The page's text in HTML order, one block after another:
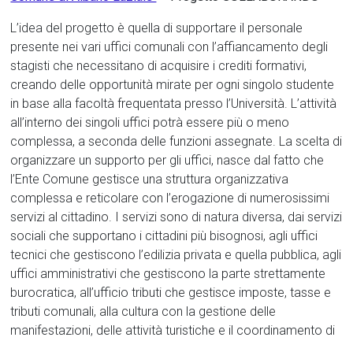
L’idea del progetto è quella di supportare il personale
presente nei vari uffici comunali con l’affiancamento degli
stagisti che necessitano di acquisire i crediti formativi,
creando delle opportunità mirate per ogni singolo studente
in base alla facoltà frequentata presso l’Università. L’attività
all’interno dei singoli uffici potrà essere più o meno
complessa, a seconda delle funzioni assegnate. La scelta di
organizzare un supporto per gli uffici, nasce dal fatto che
l’Ente Comune gestisce una struttura organizzativa
complessa e reticolare con l’erogazione di numerosissimi
servizi al cittadino. I servizi sono di natura diversa, dai servizi
sociali che supportano i cittadini più bisognosi, agli uffici
tecnici che gestiscono l’edilizia privata e quella pubblica, agli
uffici amministrativi che gestiscono la parte strettamente
burocratica, all’ufficio tributi che gestisce imposte, tasse e
tributi comunali, alla cultura con la gestione delle
manifestazioni, delle attività turistiche e il coordinamento di